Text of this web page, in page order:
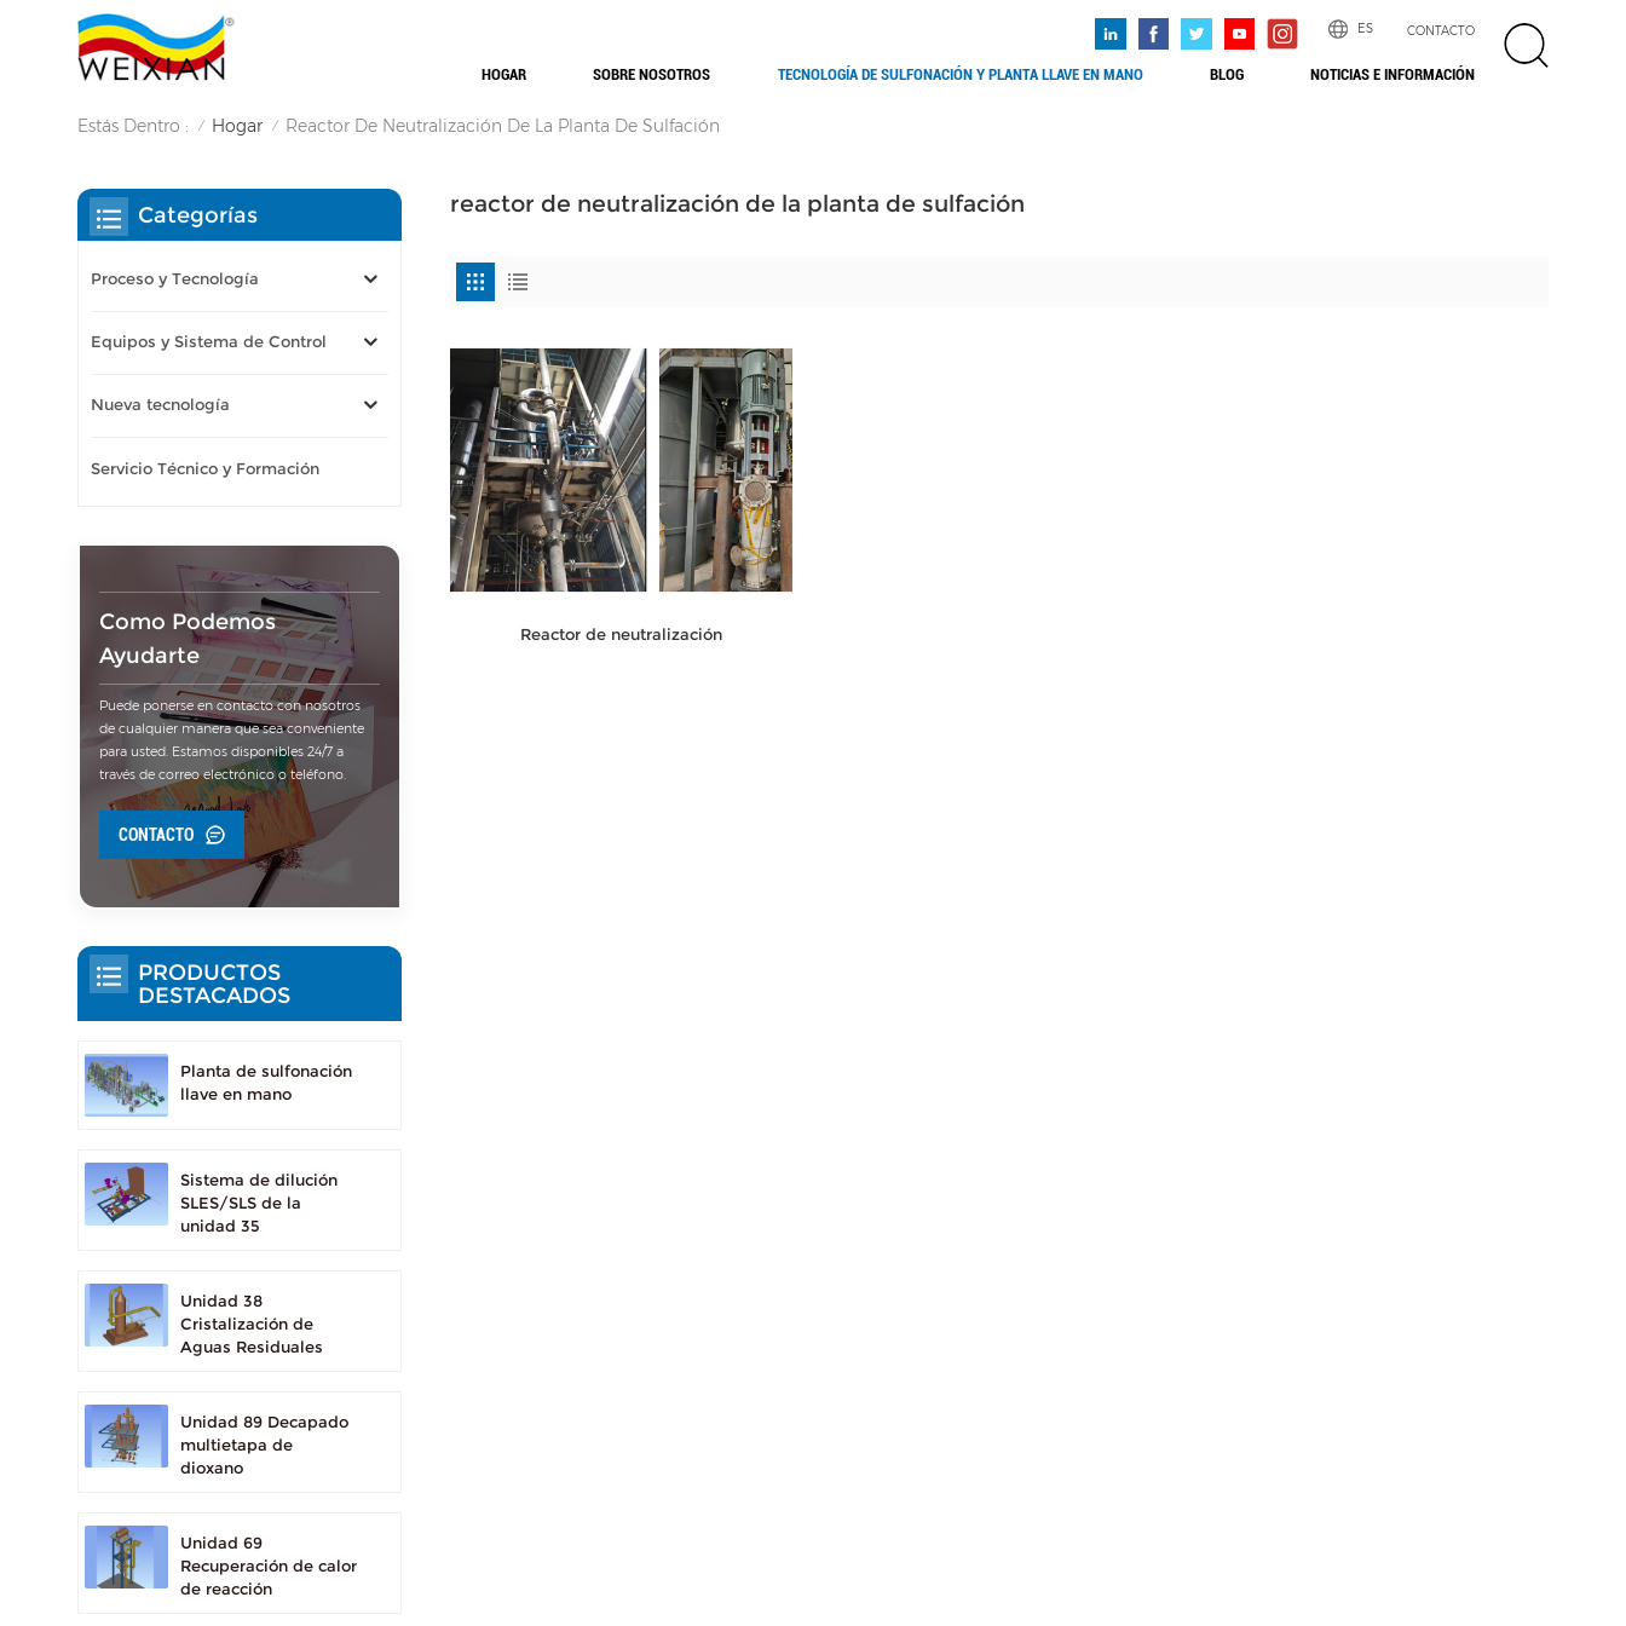
CONTACTO
ES
HOGAR SOBRE NOSOTROS TECNOLOGÍA DE SULFONACIÓN Y PLANTA LLAVE EN MANO BLOG NOTICIAS E INFORMACIÓN
Estás Dentro : / Hogar / Reactor De Neutralización De La Planta De Sulfación
reactor de neutralización de la planta de sulfación
Reactor de neutralización
Categorías
Proceso y Tecnología
Equipos y Sistema de Control
Nueva tecnología
Servicio Técnico y Formación
Como Podemos
Ayudarte
Puede ponerse en contacto con nosotros
de cualquier manera que sea conveniente
para usted. Estamos disponibles 24/7 a
través de correo electrónico o teléfono.
CONTACTO
PRODUCTOS
DESTACADOS
Planta de sulfonación
llave en mano
Sistema de dilución
SLES/SLS de la
unidad 35
Unidad 38
Cristalización de
Aguas Residuales
Unidad 89 Decapado
multietapa de
dioxano
Unidad 69
Recuperación de calor
de reacción